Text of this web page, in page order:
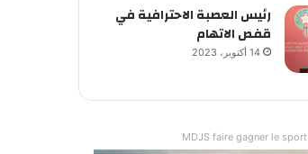
رئيس العصبة الاحترافية في
قفص الاتهام
14 أكتوبر، 2023
MDJS faire gagner le sport